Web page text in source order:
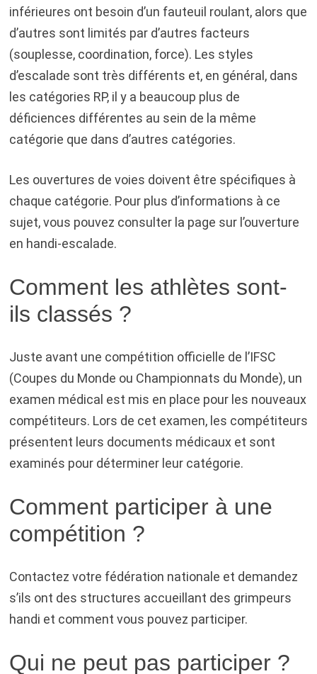
inférieures ont besoin d’un fauteuil roulant, alors que
d’autres sont limités par d’autres facteurs
(souplesse, coordination, force). Les styles
d’escalade sont très différents et, en général, dans
les catégories RP, il y a beaucoup plus de
déficiences différentes au sein de la même
catégorie que dans d’autres catégories.
Les ouvertures de voies doivent être spécifiques à
chaque catégorie. Pour plus d’informations à ce
sujet, vous pouvez consulter la page sur l’ouverture
en handi-escalade.
Comment les athlètes sont-
ils classés ?
Juste avant une compétition officielle de l’IFSC
(Coupes du Monde ou Championnats du Monde), un
examen médical est mis en place pour les nouveaux
compétiteurs. Lors de cet examen, les compétiteurs
présentent leurs documents médicaux et sont
examinés pour déterminer leur catégorie.
Comment participer à une
compétition ?
Contactez votre fédération nationale et demandez
s’ils ont des structures accueillant des grimpeurs
handi et comment vous pouvez participer.
Qui ne peut pas participer ?